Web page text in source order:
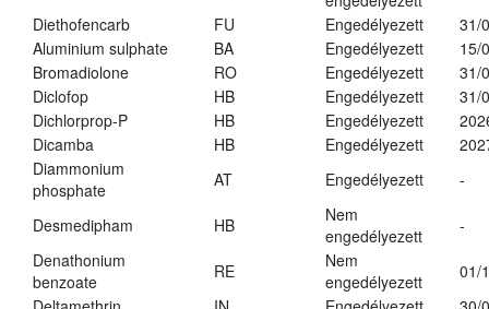
Diethofencarb
FU Engedélyezett
31/
Aluminium sulphate
BA Engedélyezett
15/
Bromadiolone
RO Engedélyezett
31/
Diclofop
HB Engedélyezett
31/
Dichlorprop-P
HB Engedélyezett
Dicamba
HB Engedélyezett
Diammonium
phosphate
AT Engedélyezett -
Desmedipham HB
Nem
engedélyezett
-
Denathonium
benzoate
RE
Nem
engedélyezett
01/